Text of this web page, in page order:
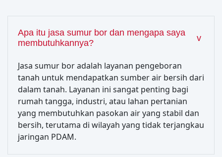
Apa itu jasa sumur bor dan mengapa saya
membutuhkannya?
Jasa sumur bor adalah layanan pengeboran
tanah untuk mendapatkan sumber air bersih dari
dalam tanah. Layanan ini sangat penting bagi
rumah tangga, industri, atau lahan pertanian
yang membutuhkan pasokan air yang stabil dan
bersih, terutama di wilayah yang tidak terjangkau
jaringan PDAM.